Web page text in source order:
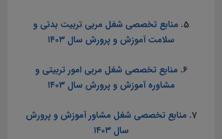
5. منابع تخصصی شغل مربی تربیت بدنی و
سلامت آموزش و پرورش سال ۱۴۰۳
6. منابع تخصصی شغل مربی امور تربیتی و
مشاوره آموزش و پرورش سال ۱۴۰۳
7. منابع تخصصی شغل مشاور آموزش و پرورش
سال ۱۴۰۳